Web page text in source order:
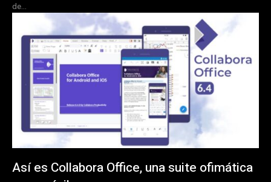
de...
Así es Collabora Office, una suite ofimática